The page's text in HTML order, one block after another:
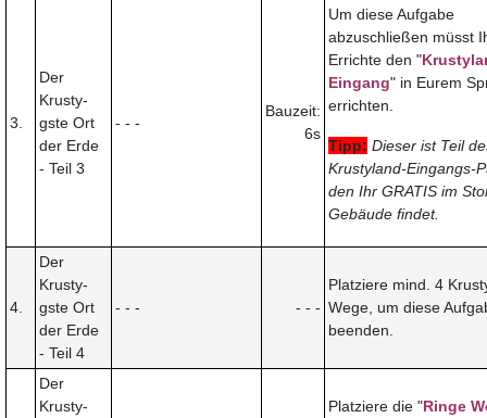
3.
Der
Krusty-
gste Ort
der Erde
- Teil 3
- - -
Bauzeit:
6s
Um diese Aufgabe
abzuschließen müsst
Errichte den "
Eingang" in Eurem
errichten.
Tipp: Dieser ist Teil
Krustyland-Eingangs-
den Ihr GRATIS im
Gebäude findet.
4.
Der
Krusty-
gste Ort
der Erde
- Teil 4
- - - - - -
Platziere mind. 4
Wege, um diese
beenden.
Der
Krusty-
Platziere die "Ringe